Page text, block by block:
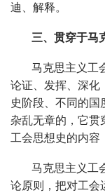
迪、解释。
三、贯穿于马
马克思主义工
论证、发挥、深化
史阶段、不同的国
杂乱无章的，它贯
工会思想史的内容
马克思主义工
论原则，把对工会